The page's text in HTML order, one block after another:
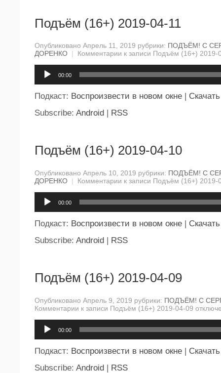
Подъём (16+) 2019-04-11
Опубликовано Апрель 11, 2019 рубрики: ПОДЪЁМ! С
ДОРЕНКО | Комментарии к записи Подъём (16+) 2019-
00:00
Подкаст: Воспроизвести в новом окне
Скачать
Subscribe: Android RSS
Подъём (16+) 2019-04-10
Опубликовано Апрель 10, 2019 рубрики: ПОДЪЁМ! С
ДОРЕНКО | Комментарии к записи Подъём (16+) 2019-
00:00
Подкаст: Воспроизвести в новом окне | Скачать
Subscribe: Android | RSS
Подъём (16+) 2019-04-09
Опубликовано Апрель 9, 2019 рубрики: ПОДЪЁМ! С
Комментарии к записи Подъём (16+) 2019-04-09
00:00
Подкаст: Воспроизвести в новом окне | Скачать
Subscribe: Android | RSS